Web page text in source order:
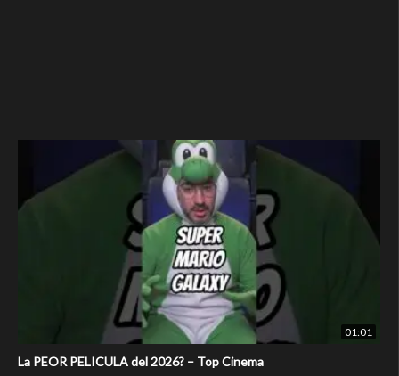
01:01
La PEOR PELICULA del 2026? – Top Cinema